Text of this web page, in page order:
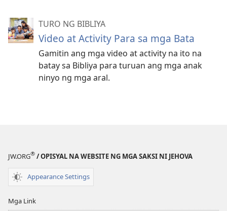
TURO NG BIBLIYA
Video at Activity Para sa mga Bata
Gamitin ang mga video at activity na ito na
batay sa Bibliya para turuan ang mga anak
ninyo ng mga aral.
JW.ORG® / OPISYAL NA WEBSITE NG MGA SAKSI NI JEHOVA
Appearance Settings
Mga Link